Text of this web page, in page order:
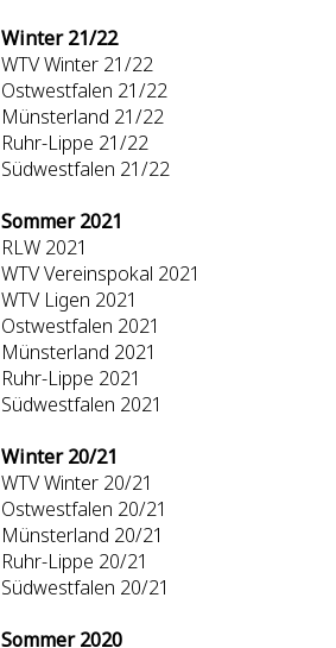
Winter 21/22
WTV Winter 21/22
Ostwestfalen 21/22
Münsterland 21/22
Ruhr-Lippe 21/22
Südwestfalen 21/22
Sommer 2021
RLW 2021
WTV Vereinspokal 2021
WTV Ligen 2021
Ostwestfalen 2021
Münsterland 2021
Ruhr-Lippe 2021
Südwestfalen 2021
Winter 20/21
WTV Winter 20/21
Ostwestfalen 20/21
Münsterland 20/21
Ruhr-Lippe 20/21
Südwestfalen 20/21
Sommer 2020